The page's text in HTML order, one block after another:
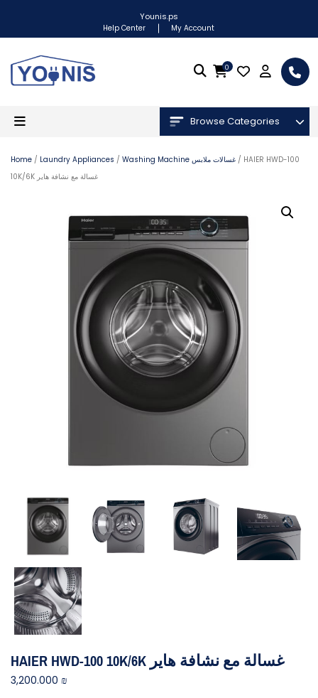
Younis.ps
Help Center My Account
0
Browse Categories
Home / Laundry Appliances / Washing Machine غسالات ملابس / HAIER HWD-100
10K/6K غسالة مع نشافة هاير
HAIER HWD-100 10K/6K غسالة مع نشافة هاير
3,200.000 ₪